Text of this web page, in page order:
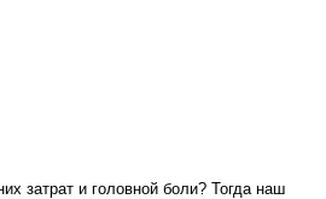
затрат и головной боли? Тогда наш